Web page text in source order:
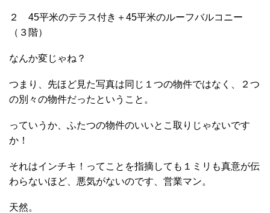
２ 45平米のテラス付き＋45平米のルーフバルコニー
（３階）
なんか変じゃね？
つまり、先ほど見た写真は同じ１つの物件ではなく、２つ
の別々の物件だったということ。
っていうか、ふたつの物件のいいとこ取りじゃないです
か！
それはインチキ！ってことを指摘しても１ミリも真意が伝
わらないほど、悪気がないのです、営業マン。
天然。